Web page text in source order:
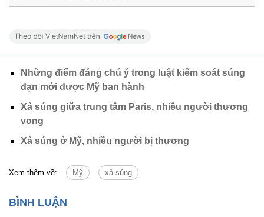
Những điểm đáng chú ý trong luật kiểm soát súng
đạn mới được Mỹ ban hành
Xả súng giữa trung tâm Paris, nhiều người thương
vong
Xả súng ở Mỹ, nhiều người bị thương
Xem thêm về: Mỹ xả súng